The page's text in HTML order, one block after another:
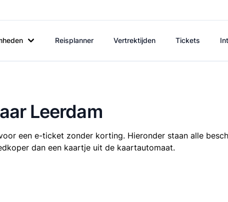
Reisplanner Vertrektijden Tickets
Leerdam
een e-ticket zonder korting. Hieronder staan alle
dan een kaartje uit de kaartautomaat.